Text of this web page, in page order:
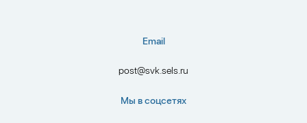
Email
post@svk.sels.ru
Мы в соцсетях